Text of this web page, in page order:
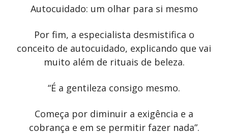
Autocuidado: um olhar para si mesmo
Por fim, a especialista desmistifica o
conceito de autocuidado, explicando que vai
muito além de rituais de beleza.
“É a gentileza consigo mesmo.
Começa por diminuir a exigência e a
cobrança e em se permitir fazer nada”.